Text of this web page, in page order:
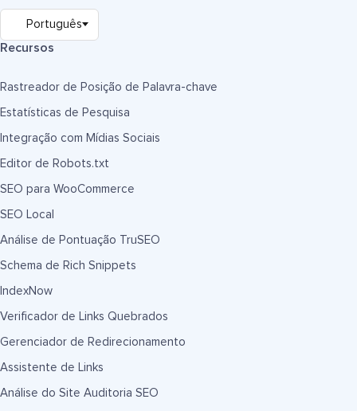
Recursos
Rastreador de Posição de Palavra-chave
Estatísticas de Pesquisa
Integração com Mídias Sociais
Editor de Robots.txt
SEO para WooCommerce
SEO Local
Análise de Pontuação TruSEO
Schema de Rich Snippets
IndexNow
Verificador de Links Quebrados
Gerenciador de Redirecionamento
Assistente de Links
Análise do Site Auditoria SEO